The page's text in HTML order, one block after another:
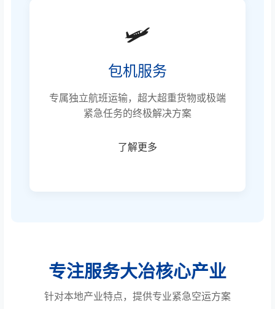
🛩️
包机服务
专属独立航班运输，超大超重货物或极端
紧急任务的终极解决方案
了解更多
专注服务大冶核心产业
针对本地产业特点，提供专业紧急空运方案